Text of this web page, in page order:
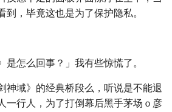
到，毕竟这也是为了保护隐私。
是怎么回事？」我有些惊慌了。
神域》的经典桥段么，听说是不能退
一行人，为了打倒幕后黑手茅场ｏ彦